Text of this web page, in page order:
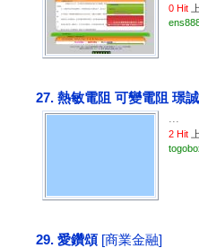
0 Hit
27. 熱敏電阻 可變電阻 璟
...
2 Hit
29. 愛鑽頌 [商業金融]